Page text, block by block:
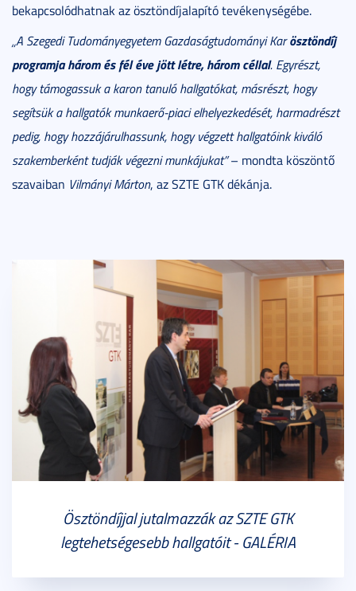
bekapcsolódhatnak az ösztöndíjalapító tevékenységébe.
„A Szegedi Tudományegyetem Gazdaságtudományi Karösztöndíj
programja három és fél éve jött létre, három céllal. Egyrészt,
hogy támogassuk a karon tanuló hallgatókat, másrészt, hogy
segítsük a hallgatók munkaerő-piaci elhelyezkedését, harmadrészt
pedig, hogy hozzájárulhassunk, hogy végzett hallgatóink kiváló
szakemberként tudják végezni munkájukat”– mondta köszöntő
szavaiban Vilmányi Márton, az SZTE GTK dékánja.
Ösztöndíjjal jutalmazzák az SZTE GTK
legtehetségesebb hallgatóit - GALÉRIA